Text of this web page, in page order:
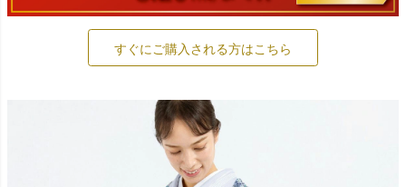
すぐにご購入される方はこちら